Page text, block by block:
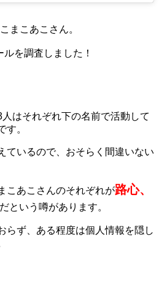
まこあこさん。
を調査しました！
はそれぞれ下の名前で活動して
す。
ているので、おそらく間違いない
こあこさんのそれぞれが路心、
という噂があります。
らず、ある程度は個人情報を隠し